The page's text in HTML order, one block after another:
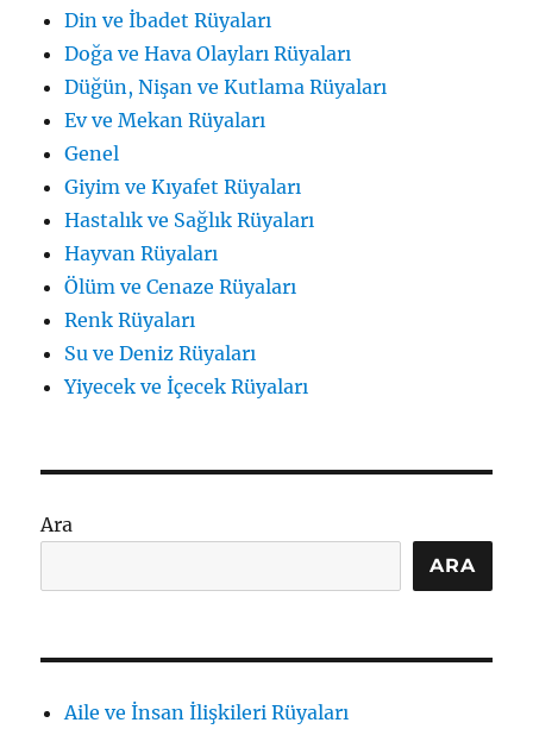
Din ve İbadet Rüyaları
Doğa ve Hava Olayları Rüyaları
Düğün, Nişan ve Kutlama Rüyaları
Ev ve Mekan Rüyaları
Genel
Giyim ve Kıyafet Rüyaları
Hastalık ve Sağlık Rüyaları
Hayvan Rüyaları
Ölüm ve Cenaze Rüyaları
Renk Rüyaları
Su ve Deniz Rüyaları
Yiyecek ve İçecek Rüyaları
Ara
ARA
Aile ve İnsan İlişkileri Rüyaları